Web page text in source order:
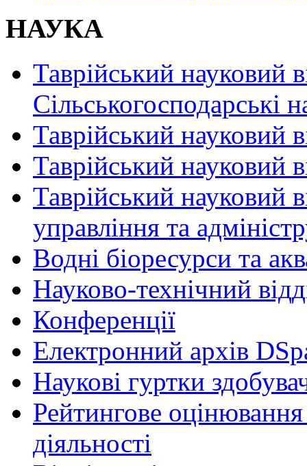
НАУКА
Таврійський науковий
Сільськогосподарські
Таврійський науковий
Таврійський науковий
Таврійський науковий
управління та
Водні біоресурси та
Науково-технічний
Конференції
Електронний архів
Наукові гуртки
Рейтингове оцінювання
діяльності